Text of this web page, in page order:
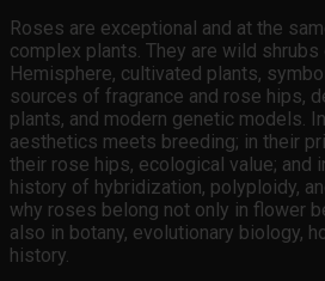
Roses are exceptional and at the
complex plants. They are wild shrubs
Hemisphere, cultivated plants,
sources of fragrance and rose hips,
plants, and modern genetic models.
aesthetics meets breeding; in their
their rose hips, ecological value; and
history of hybridization, polyploidy,
why roses belong not only in flower
also in botany, evolutionary biology,
history.